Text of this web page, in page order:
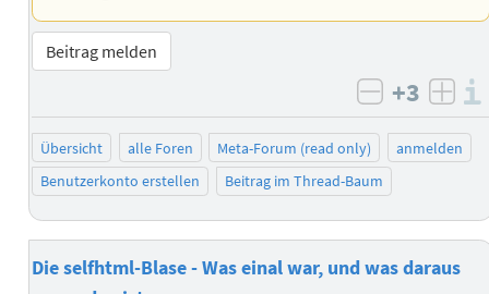
Beitrag melden
negativ
+3
Übersicht alle Foren Meta-Forum (read only)
anmelden
Benutzerkonto erstellen
Beitrag im Thread-Baum
Die selfhtml-Blase - Was einal war, und was daraus